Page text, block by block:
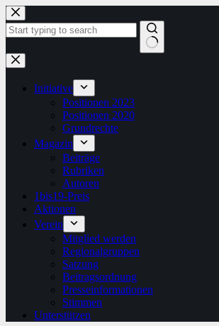
Zum
Inhalt
springen
Keine
Ergebnisse
Initiative
Positionen 2023
Positionen 2020
Grundrechte
Magazin
Beiträge
Rubriken
Autoren
1bis19-Preis
Aktionen
Verein
Mitglied werden
Regionalgruppen
Satzung
Beitragsordnung
Presseinformationen
Stimmen
Unterstützen